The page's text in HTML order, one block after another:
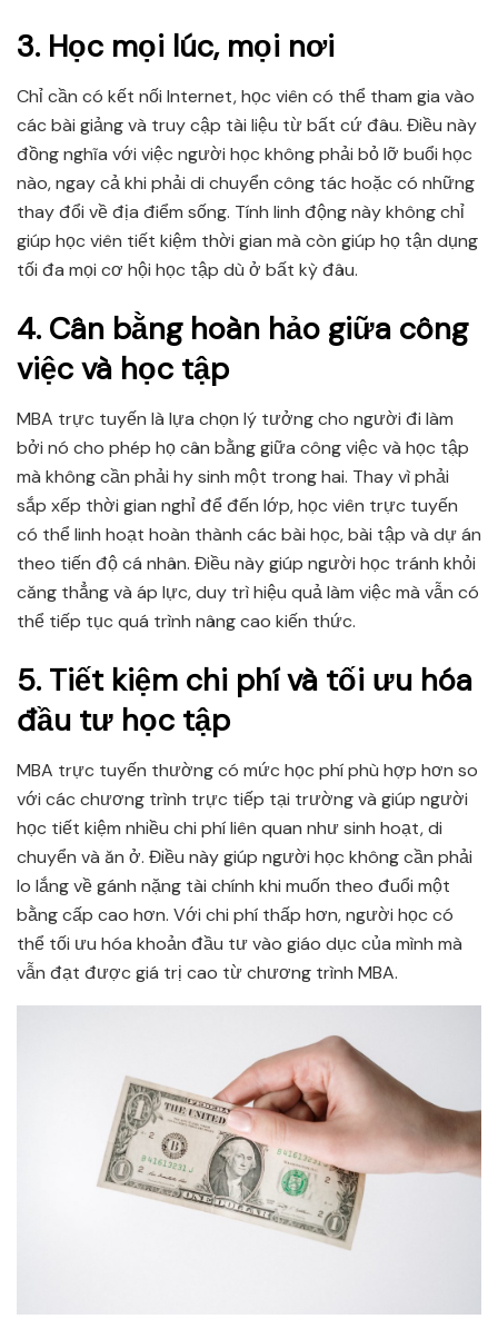
3. Học mọi lúc, mọi nơi
Chỉ cần có kết nối Internet, học viên có thể tham gia vào
các bài giảng và truy cập tài liệu từ bất cứ đâu. Điều này
đồng nghĩa với việc người học không phải bỏ lỡ buổi học
nào, ngay cả khi phải di chuyển công tác hoặc có những
thay đổi về địa điểm sống. Tính linh động này không chỉ
giúp học viên tiết kiệm thời gian mà còn giúp họ tận dụng
tối đa mọi cơ hội học tập dù ở bất kỳ đâu.
4. Cân bằng hoàn hảo giữa công
việc và học tập
MBA trực tuyến là lựa chọn lý tưởng cho người đi làm
bởi nó cho phép họ cân bằng giữa công việc và học tập
mà không cần phải hy sinh một trong hai. Thay vì phải
sắp xếp thời gian nghỉ để đến lớp, học viên trực tuyến
có thể linh hoạt hoàn thành các bài học, bài tập và dự án
theo tiến độ cá nhân. Điều này giúp người học tránh khỏi
căng thẳng và áp lực, duy trì hiệu quả làm việc mà vẫn có
thể tiếp tục quá trình nâng cao kiến thức.
5. Tiết kiệm chi phí và tối ưu hóa
đầu tư học tập
MBA trực tuyến thường có mức học phí phù hợp hơn so
với các chương trình trực tiếp tại trường và giúp người
học tiết kiệm nhiều chi phí liên quan như sinh hoạt, di
chuyển và ăn ở. Điều này giúp người học không cần phải
lo lắng về gánh nặng tài chính khi muốn theo đuổi một
bằng cấp cao hơn. Với chi phí thấp hơn, người học có
thể tối ưu hóa khoản đầu tư vào giáo dục của mình mà
vẫn đạt được giá trị cao từ chương trình MBA.